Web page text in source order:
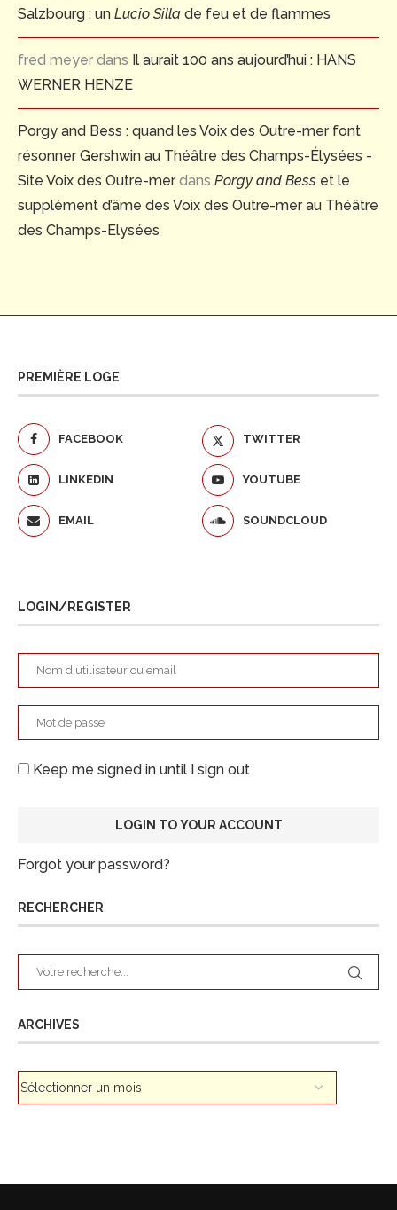
Salzbourg : un Lucio Silla de feu et de flammes
fred meyer dans Il aurait 100 ans aujourd’hui : HANS
WERNER HENZE
Porgy and Bess : quand les Voix des Outre-mer font
résonner Gershwin au Théâtre des Champs-Élysées -
Site Voix des Outre-merdans Porgy and Bess et le
supplément d’âme des Voix des Outre-mer au Théâtre
des Champs-Elysées
PREMIÈRE LOGE
FACEBOOK TWITTER
LINKEDIN YOUTUBE
EMAIL SOUNDCLOUD
LOGIN/REGISTER
Keep me signed in until I sign out
Forgot your password?
RECHERCHER
ARCHIVES